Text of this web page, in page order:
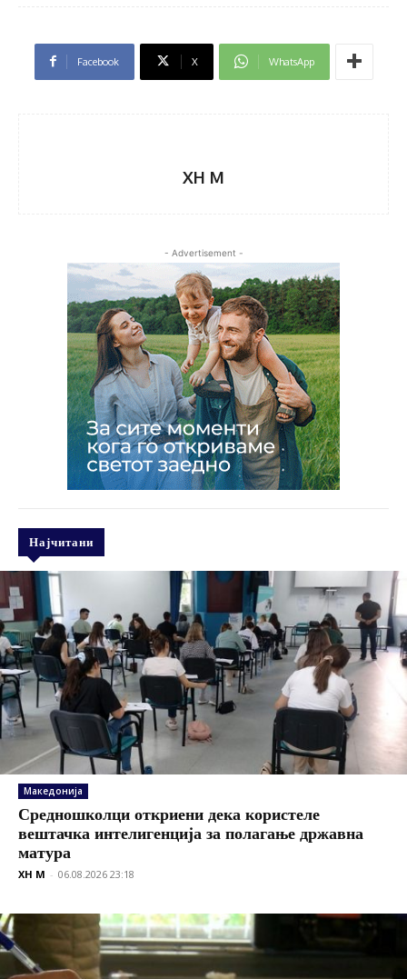
Facebook X WhatsApp
XH M
- Advertisement -
Најчитани
Македонија
Средношколци откриени дека користеле
вештачка интелигенција за полагање државна
матура
XH M - 06.08.2026 23:18